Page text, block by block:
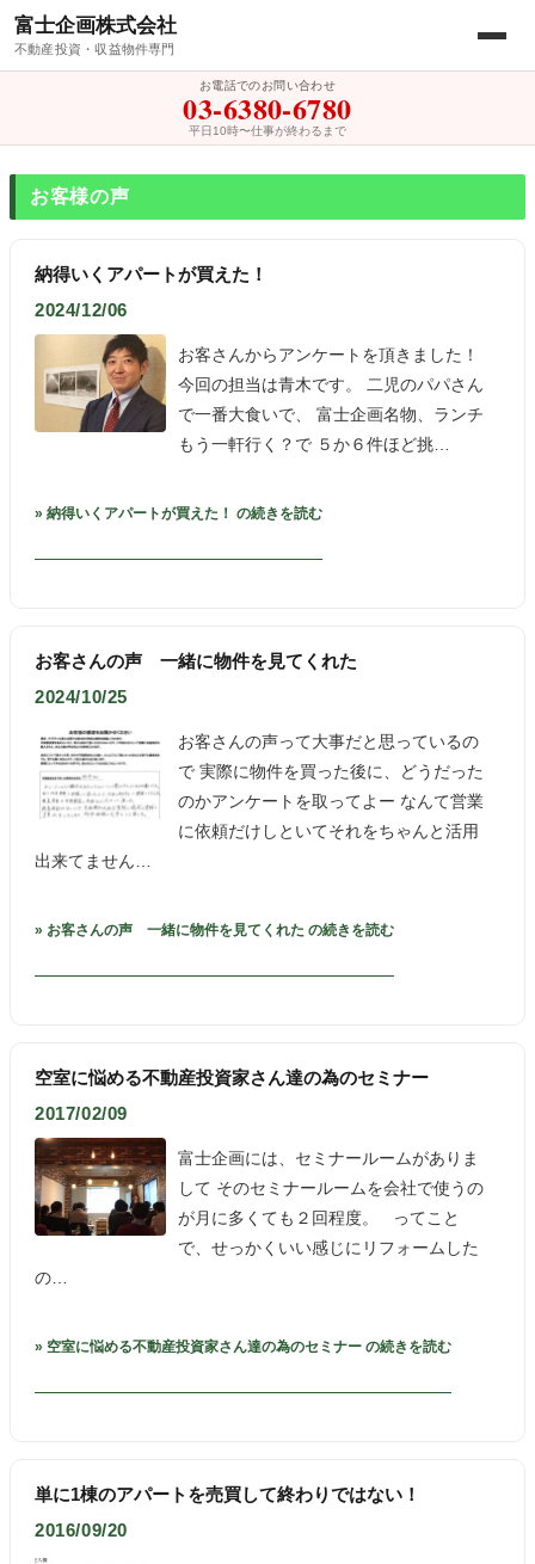
富士企画株式会社
不動産投資・収益物件専門
お電話でのお問い合わせ
03-6380-6780
平日10時〜仕事が終わるまで
お客様の声
納得いくアパートが買えた！
2024/12/06
お客さんからアンケートを頂きました！
今回の担当は青木です。 二児のパパさん
で一番大食いで、 富士企画名物、ランチ
もう一軒行く？で ５か６件ほど挑…
» 納得いくアパートが買えた！ の続きを読む
お客さんの声 一緒に物件を見てくれた
2024/10/25
お客さんの声って大事だと思っているの
で 実際に物件を買った後に、どうだった
のかアンケートを取ってよー なんて営業
に依頼だけしといてそれをちゃんと活用
出来てません…
» お客さんの声 一緒に物件を見てくれた の続きを読む
空室に悩める不動産投資家さん達の為のセミナー
2017/02/09
富士企画には、セミナールームがありま
して そのセミナールームを会社で使うの
が月に多くても２回程度。 ってこと
で、せっかくいい感じにリフォームした
の…
» 空室に悩める不動産投資家さん達の為のセミナー の続きを読む
単に1棟のアパートを売買して終わりではない！
2016/09/20